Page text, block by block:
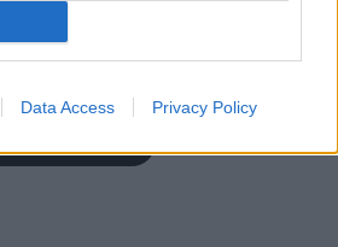
Data Access Privacy Policy